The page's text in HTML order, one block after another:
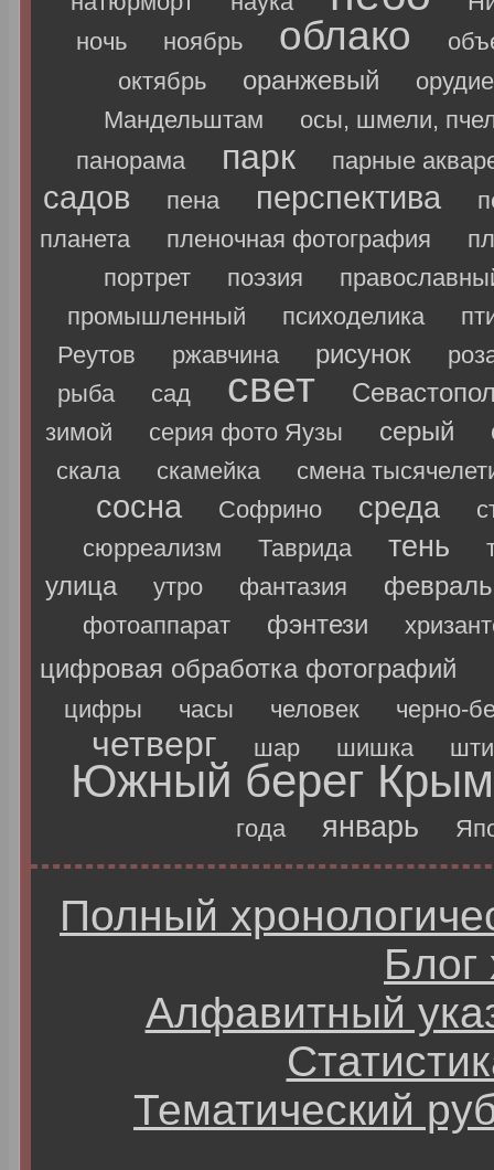
ночь
ноябрь облако
октябрь
оранжевый
орудие
Мандельштам
осы, шмели,
панорама
парк парные
садов пена перспектива
планета
пленочная фотография
портрет
поэзия
промышленный
психоделика
Реутов
ржавчина рисунок
рыба
сад свет
зимой серия фото Яузы серый
скала скамейка смена
сосна Софрино среда
сюрреализм
Таврида тень
улица утро фантазия февраль
фотоаппарат фэнтези
цифровая обработка фотографий
цифры часы человек черно-
четверг шар шишка
Южный берег
года январь
Полный
Блог
Алфавитный
Тематический